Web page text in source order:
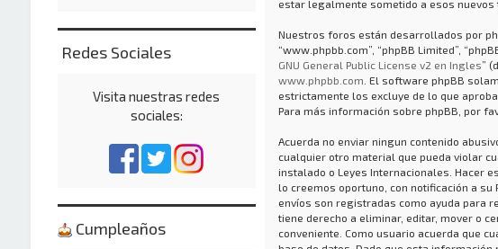
estar legalmente sometido a esos
Nuestros foros están desarrollados por
“www.phpbb.com”, “phpBB Limited”,
GNU General Public License v2 en Ingles”
www.phpbb.com . El software phpBB
estrictamente los excluye de lo que
Para más información sobre phpBB, por
Acuerda no enviar ningun contenido
cualquier otro material que pueda violar
instalado o Leyes Internacionales. Hacer
lo creemos oportuno, con notificación a su
envíos son registradas como ayuda para
tiene derecho a eliminar, editar, mover o
conveniente. Como usuario acuerda que
Redes Sociales
Visita nuestras redes
sociales:
Cumpleaños